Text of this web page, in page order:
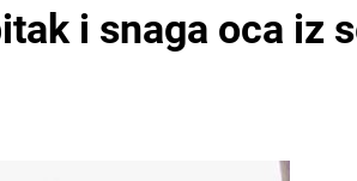
i snaga oca iz